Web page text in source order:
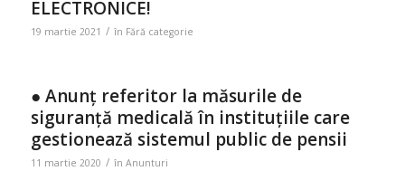
ELECTRONICE!
19 martie 2021 / în Fără categorie
● Anunț referitor la măsurile de
siguranță medicală în instituțiile care
gestionează sistemul public de pensii
11 martie 2020 / în Anunturi